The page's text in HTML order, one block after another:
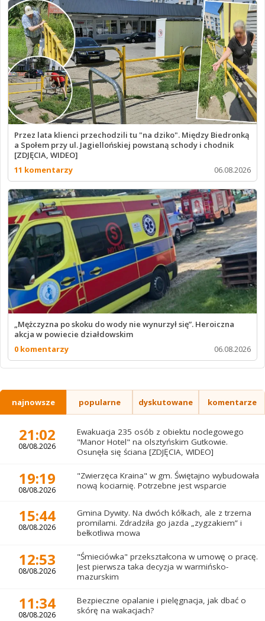
Przez lata klienci przechodzili tu "na dziko". Między Biedronką
a Społem przy ul. Jagiellońskiej powstaną schody i chodnik
[ZDJĘCIA, WIDEO]
11 komentarzy
06.08.2026
„Mężczyzna po skoku do wody nie wynurzył się”. Heroiczna
akcja w powiecie działdowskim
0 komentarzy
06.08.2026
najnowsze popularne dyskutowane komentarze
21:02
08/08.2026
Ewakuacja 235 osób z obiektu noclegowego
"Manor Hotel" na olsztyńskim Gutkowie.
Osunęła się ściana [ZDJĘCIA, WIDEO]
19:19
08/08.2026
"Zwierzęca Kraina" w gm. Świętajno wybudowała
nową kociarnię. Potrzebne jest wsparcie
15:44
08/08.2026
Gmina Dywity. Na dwóch kółkach, ale z trzema
promilami. Zdradziła go jazda „zygzakiem” i
bełkotliwa mowa
12:53
08/08.2026
"Śmieciówka" przekształcona w umowę o pracę.
Jest pierwsza taka decyzja w warmińsko-
mazurskim
11:34
08/08.2026
Bezpieczne opalanie i pielęgnacja, jak dbać o
skórę na wakacjach?